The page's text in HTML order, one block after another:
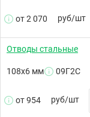
от 2 070 руб/шт
Отводы стальные
108х6 мм 09Г2С
от 954 руб/шт